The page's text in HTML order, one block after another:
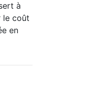
à
le coût
en